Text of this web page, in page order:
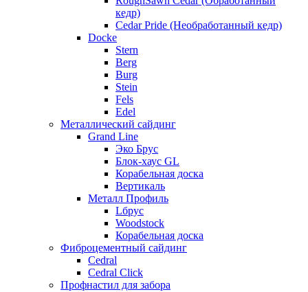
кедр)
Cedar Pride (Необработанный кедр)
Docke
Stern
Berg
Burg
Stein
Fels
Edel
Металлический сайдинг
Grand Line
Эко Брус
Блок-хаус GL
Корабельная доска
Вертикаль
Металл Профиль
Lбрус
Woodstock
Корабельная доска
Фиброцементный сайдинг
Cedral
Cedral Click
Профнастил для забора